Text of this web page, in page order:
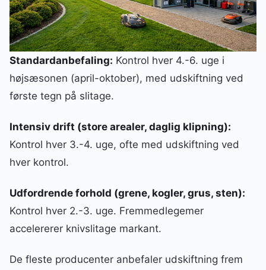
Standardanbefaling: Kontrol hver 4.-6. uge i
højsæsonen (april-oktober), med udskiftning ved
første tegn på slitage.
Intensiv drift (store arealer, daglig klipning):
Kontrol hver 3.-4. uge, ofte med udskiftning ved
hver kontrol.
Udfordrende forhold (grene, kogler, grus, sten):
Kontrol hver 2.-3. uge. Fremmedlegemer
accelererer knivslitage markant.
De fleste producenter anbefaler udskiftning frem